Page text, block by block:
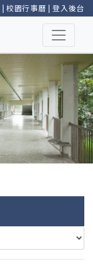
| 校園行事曆 |登入後台